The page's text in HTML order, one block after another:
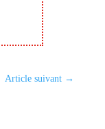
Article suivant →